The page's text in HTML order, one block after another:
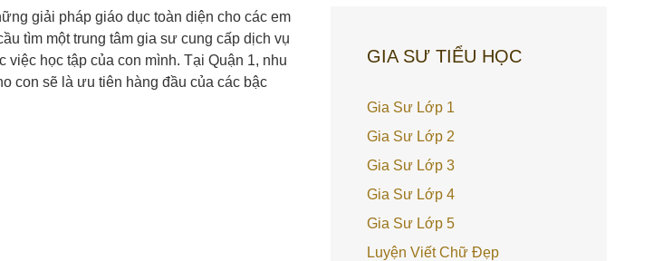
giải pháp giáo dục toàn diện cho các em
tìm một trung tâm gia sư cung cấp dịch vụ
học tập của con mình. Tại Quận 1, nhu
con sẽ là ưu tiên hàng đầu của các bậc
GIA SƯ TIỂU HỌC
Gia Sư Lớp 1
Gia Sư Lớp 2
Gia Sư Lớp 3
Gia Sư Lớp 4
Gia Sư Lớp 5
Luyện Viết Chữ Đẹp